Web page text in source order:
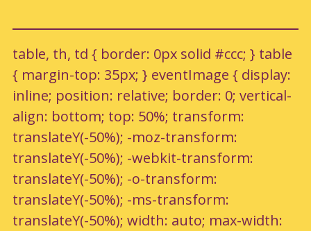
table, th, td { border: 0px solid #ccc; } table
{ margin-top: 35px; } eventImage { display:
inline; position: relative; border: 0; vertical-
align: bottom; top: 50%; transform:
translateY(-50%); -moz-transform:
translateY(-50%); -webkit-transform:
translateY(-50%); -o-transform:
translateY(-50%); -ms-transform:
translateY(-50%); width: auto; max-width: